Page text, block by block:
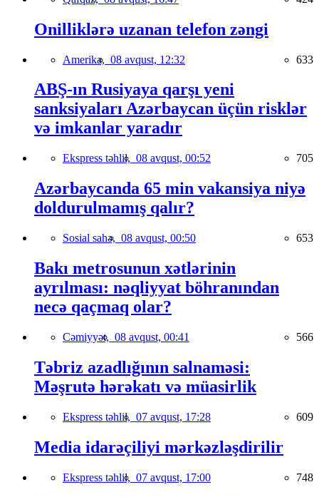
Onilliklərə uzanan telefon zəngi
Amerika, 08 avqust, 12:32 633
ABŞ-ın Rusiyaya qarşı yeni
sanksiyaları Azərbaycan üçün risklər
və imkanlar yaradır
Ekspress təhlil, 08 avqust, 00:52 705
Azərbaycanda 65 min vakansiya niyə
doldurulmamış qalır?
Sosial sahə, 08 avqust, 00:50 653
Bakı metrosunun xətlərinin
ayrılması: nəqliyyat böhranından
necə qaçmaq olar?
Cəmiyyət, 08 avqust, 00:41 566
Təbriz azadlığının salnaməsi:
Məşrutə hərəkatı və müasirlik
Ekspress təhlil, 07 avqust, 17:28 609
Media idarəçiliyi mərkəzləşdirilir
Ekspress təhlil, 07 avqust, 17:00 748